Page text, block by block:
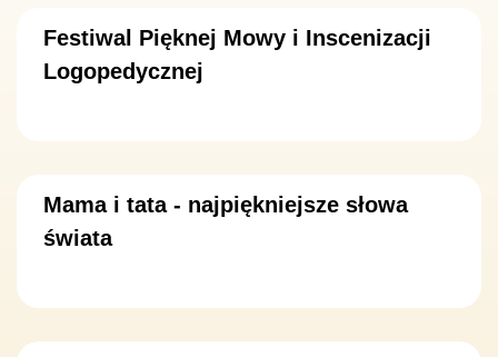
Festiwal Pięknej Mowy i Inscenizacji
Logopedycznej
Mama i tata - najpiękniejsze słowa
świata